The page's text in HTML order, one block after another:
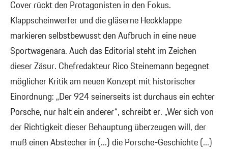
Cover rückt den Protagonisten in den Fokus.
Klappscheinwerfer und die gläserne Heckklappe
markieren selbstbewusst den Aufbruch in eine neue
Sportwagenära. Auch das Editorial steht im Zeichen
dieser Zäsur. Chefredakteur Rico Steinemann begegnet
möglicher Kritik am neuen Konzept mit historischer
Einordnung: „Der 924 seinerseits ist durchaus ein echter
Porsche, nur halt ein anderer“, schreibt er. „Wer sich von
der Richtigkeit dieser Behauptung überzeugen will, der
muß einen Abstecher in (...) die Porsche-Geschichte (...)